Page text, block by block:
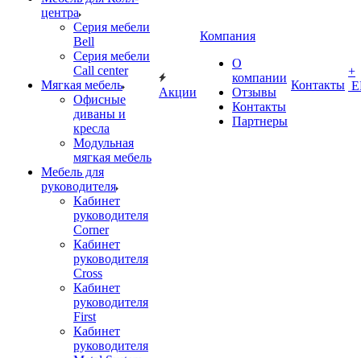
центра
Серия мебели
Bell
Серия мебели
Call center
Мягкая мебель
Офисные
диваны и
кресла
Модульная
мягкая мебель
Мебель для
руководителя
Кабинет
руководителя
Corner
Кабинет
руководителя
Cross
Кабинет
руководителя
First
Кабинет
руководителя
Акции
Компания
О
компании
Отзывы
Контакты
Партнеры
Контакты
+